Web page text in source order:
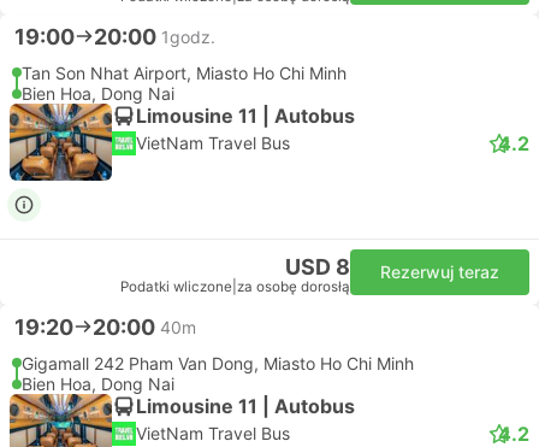
19:00 20:00 1godz.
Tan Son Nhat Airport, Miasto Ho Chi Minh
Bien Hoa, Dong Nai
Limousine 11 | Autobus
VietNam Travel Bus 4.2
USD 8
Podatki wliczone za osobę dorosłą
Rezerwuj teraz
19:20 20:00 40m
Gigamall 242 Pham Van Dong, Miasto Ho Chi Minh
Bien Hoa, Dong Nai
Limousine 11 | Autobus
VietNam Travel Bus 4.2